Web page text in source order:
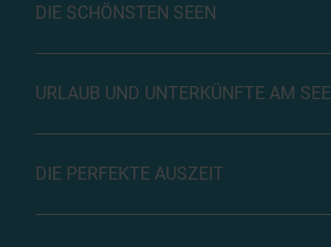
DIE SCHÖNSTEN SEEN
URLAUB UND UNTERKÜNFTE AM SEE
DIE PERFEKTE AUSZEIT